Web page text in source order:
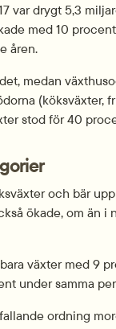
var drygt 5,3
med 10
åren.
medan
(köksväxter,
stod för 40
och bär
ökade, om än i
växter med 9
under samma
ordning